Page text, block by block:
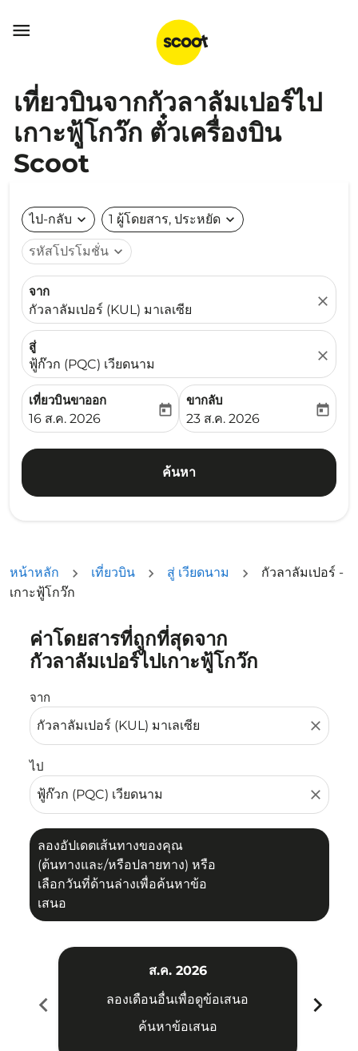

เที่ยวบินจากกัวลาลัมเปอร์ไป
เกาะฟู้โกว๊ก ตั๋วเครื่องบิน
Scoot
ไป-กลับ expand_more 1 ผู้โดยสาร, ประหยัด expand_more
รหัสโปรโมชั่น expand_more
จาก
กัวลาลัมเปอร์ (KUL) มาเลเซีย
close
สู่
ฟู้ก๊วก (PQC) เวียดนาม
close
เที่ยวบินขาออก
fc-booking-departure-date-aria-label
16 ส.ค. 2026
today
ขากลับ
fc-booking-return-date-
23 ส.ค. 2026
today
ค้นหา
หน้าหลัก เที่ยวบิน สู่ เวียดนาม
กัวลาลัมเปอร์ -
เกาะฟู้โกว๊ก
ค่าโดยสารที่ถูกที่สุดจาก
กัวลาลัมเปอร์ไปเกาะฟู้โกว๊ก
จาก
close
ไป
close
ลองอัปเดตเส้นทางของคุณ
(ต้นทางและ/หรือปลายทาง) หรือ
เลือกวันที่ด้านล่างเพื่อค้นหาข้อ
เสนอ
ลองอัปเดตเส้นทางของคุณ (ต้นทางและ/หรือปลายทาง) หรื
chevron_left
ส.ค. 2026
ลองเดือนอื่นเพื่อดูข้อเสนอ
ค้นหาข้อเสนอ
chevron_right